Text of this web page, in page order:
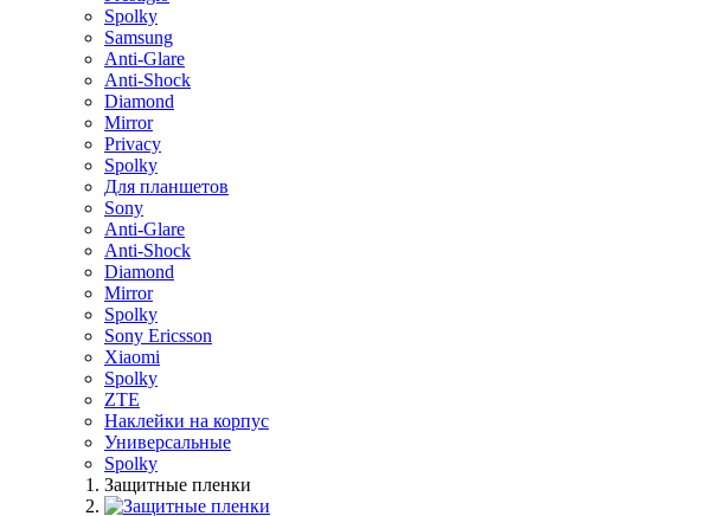
Spolky
Samsung
Anti-Glare
Anti-Shock
Diamond
Mirror
Privacy
Spolky
Для планшетов
Sony
Anti-Glare
Anti-Shock
Diamond
Mirror
Spolky
Sony Ericsson
Xiaomi
Spolky
ZTE
Наклейки на корпус
Универсальные
Spolky
Защитные пленки